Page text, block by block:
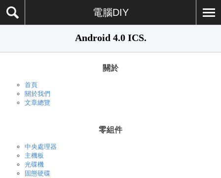
電腦DIY
Android 4.0 ICS.
關於
首頁
關於我們
文章總覽
零組件
中央處理器
主機板
光碟機
固態硬碟